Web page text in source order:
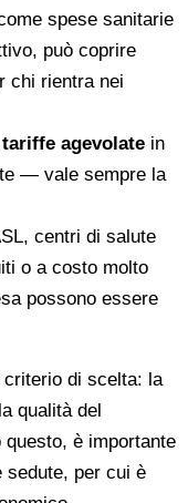
spese sanitarie
può coprire
chi rientra nei
tariffe agevolate in
— vale sempre la
centri di salute
o a costo molto
possono essere
di scelta: la
qualità del
è importante
sedute, per cui è